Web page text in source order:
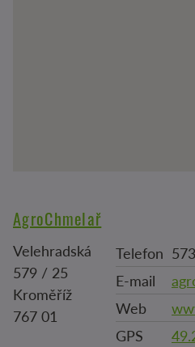
AgroChmelař
Velehradská
579 / 25
Kroměříž
767 01
Telefon
E-mail
Web
GPS